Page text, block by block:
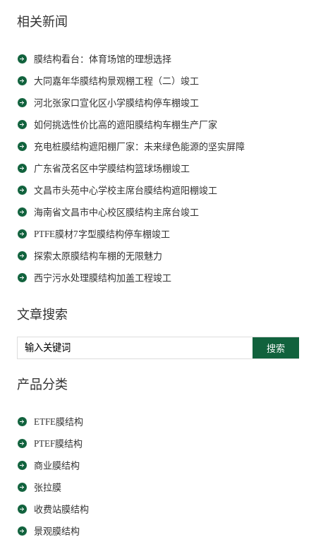
相关新闻
膜结构看台：体育场馆的理想选择
大同嘉年华膜结构景观棚工程（二）竣工
河北张家口宣化区小学膜结构停车棚竣工
如何挑选性价比高的遮阳膜结构车棚生产厂家
充电桩膜结构遮阳棚厂家：未来绿色能源的坚实屏障
广东省茂名区中学膜结构篮球场棚竣工
文昌市头苑中心学校主席台膜结构遮阳棚竣工
海南省文昌市中心校区膜结构主席台竣工
PTFE膜材7字型膜结构停车棚竣工
探索太原膜结构车棚的无限魅力
西宁污水处理膜结构加盖工程竣工
文章搜索
搜索
产品分类
ETFE膜结构
PTEF膜结构
商业膜结构
张拉膜
收费站膜结构
景观膜结构